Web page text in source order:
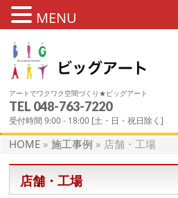
アートでワクワク空間づくり★ビッグアート
TEL 048-763-7220
受付時間 9:00 - 18:00 [土・日・祝日除く]
施工事例
HOME » 施工事例 » 店舗・工場
店舗・工場
MENU